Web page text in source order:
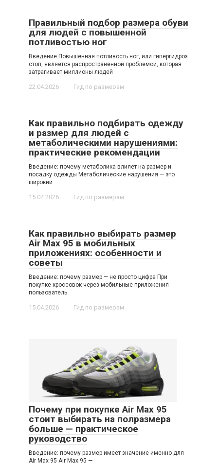
Правильный подбор размера обуви
для людей с повышенной
потливостью ног
Введение Повышенная потливость ног, или гипергидроз
стоп, является распространённой проблемой, которая
затрагивает миллионы людей
22.04.2026 Гид по размерам
Как правильно подбирать одежду
и размер для людей с
метаболическими нарушениями:
практические рекомендации
Введение: почему метаболика влияет на размер и
посадку одежды Метаболические нарушения — это
широкий
15.04.2026 Гид по размерам
Как правильно выбирать размер
Air Max 95 в мобильных
приложениях: особенности и
советы
Введение: почему размер — не просто цифра При
покупке кроссовок через мобильные приложения
пользователь
15.04.2026 Гид по размерам
Почему при покупке Air Max 95
стоит выбирать на полразмера
больше — практическое
руководство
Введение: почему размер имеет значение именно для
Air Max 95 Air Max 95 —